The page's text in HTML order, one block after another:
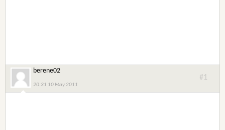
berene02
20:31 10 May 2011
#1